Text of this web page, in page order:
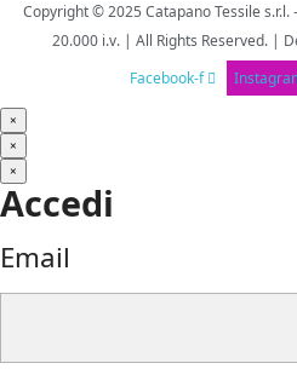
Copyright © 2025 Catapano Tessile s.r.l.-
20.000 i.v. | All Rights Reserved. |
Facebook-f
×
×
×
Accedi
Email